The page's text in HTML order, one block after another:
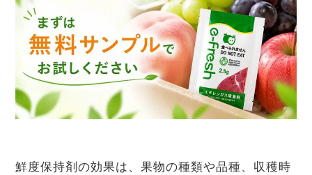
鮮度保持剤の効果は、果物の種類や品種、収穫時